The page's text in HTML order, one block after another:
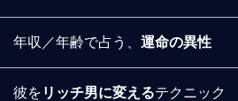
年収／年齢で占う、 運命の異性
彼を リッチ男に変えるテクニック